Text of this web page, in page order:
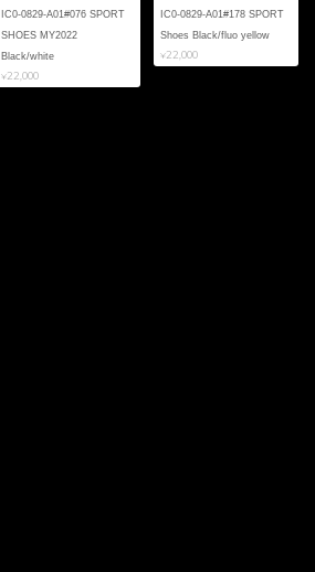
IC0-0829-A01#076 SPORT
SHOES MY2022
Black/white
¥22,000
IC0-0829-A01#178 SPORT
Shoes Black/fluo yellow
¥22,000